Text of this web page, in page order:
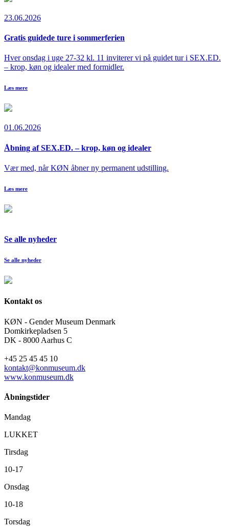
23.06.2026
Gratis guidede ture i sommerferien
Hver onsdag i uge 27-32 kl. 11 inviterer vi på guidet tur i SEX.ED.
– krop, køn og idealer med formidler.
Læs mere
01.06.2026
Åbning af SEX.ED. – krop, køn og idealer
Vær med, når KØN åbner ny permanent udstilling.
Læs mere
Se alle nyheder
Se alle nyheder
Kontakt os
KØN - Gender Museum Denmark
Domkirkepladsen 5
DK - 8000 Aarhus C
+45 25 45 45 10
kontakt@konmuseum.dk
www.konmuseum.dk
Åbningstider
Mandag
LUKKET
Tirsdag
10-17
Onsdag
10-18
Torsdag